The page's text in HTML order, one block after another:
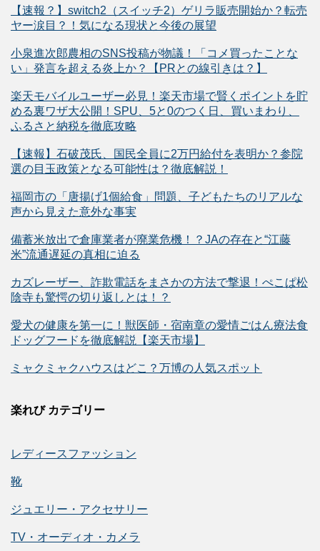
【速報？】switch2（スイッチ2）ゲリラ販売開始か？転売
ヤー涙目？！気になる現状と今後の展望
小泉進次郎農相のSNS投稿が物議！「コメ買ったことな
い」発言を超える炎上か？【PRとの線引きは？】
楽天モバイルユーザー必見！楽天市場で賢くポイントを貯
める裏ワザ大公開！SPU、5と0のつく日、買いまわり、
ふるさと納税を徹底攻略
【速報】石破茂氏、国民全員に2万円給付を表明か？参院
選の目玉政策となる可能性は？徹底解説！
福岡市の「唐揚げ1個給食」問題、子どもたちのリアルな
声から見えた意外な事実
備蓄米放出で倉庫業者が廃業危機！？JAの存在と“江藤
米”流通遅延の真相に迫る
カズレーザー、詐欺電話をまさかの方法で撃退！ぺこぱ松
陰寺も驚愕の切り返しとは！？
愛犬の健康を第一に！獣医師・宿南章の愛情ごはん療法食
ドッグフードを徹底解説【楽天市場】
ミャクミャクハウスはどこ？万博の人気スポット
楽れび カテゴリー
レディースファッション
靴
ジュエリー・アクセサリー
TV・オーディオ・カメラ